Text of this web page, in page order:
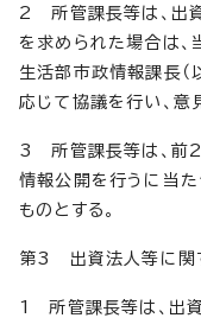
2 所管課長等は、出
を求められた場合は
生活部市政情報課長（
応じて協議を行い、意
3 所管課長等は、前2
情報公開を行うに当た
ものとする。
第3 出資法人等に関
1 所管課長等は、出資